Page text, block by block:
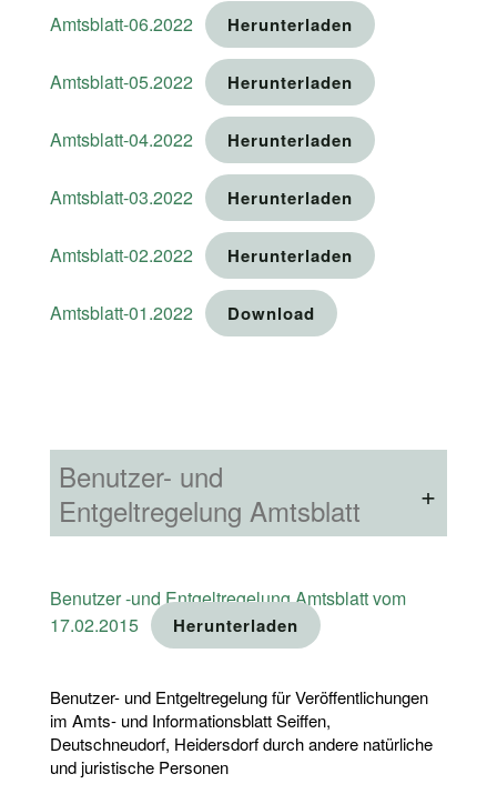
Amtsblatt-06.2022 Herunterladen
Amtsblatt-05.2022 Herunterladen
Amtsblatt-04.2022 Herunterladen
Amtsblatt-03.2022 Herunterladen
Amtsblatt-02.2022 Herunterladen
Amtsblatt-01.2022 Download
Benutzer- und
Entgeltregelung Amtsblatt
Benutzer -und Entgeltregelung Amtsblatt vom
17.02.2015
Herunterladen
Benutzer- und Entgeltregelung für Veröffentlichungen
im Amts- und Informationsblatt Seiffen,
Deutschneudorf, Heidersdorf durch andere natürliche
und juristische Personen